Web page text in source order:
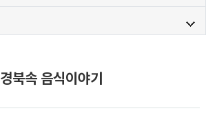
경북속 음식이야기